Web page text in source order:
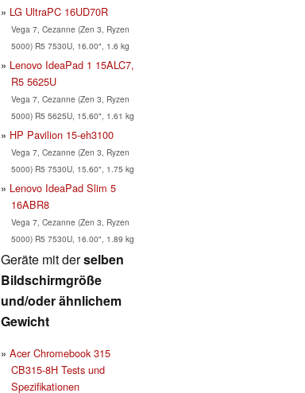
LG UltraPC 16UD70R
Vega 7, Cezanne (Zen 3, Ryzen
5000) R5 7530U, 16.00", 1.6 kg
Lenovo IdeaPad 1 15ALC7,
R5 5625U
Vega 7, Cezanne (Zen 3, Ryzen
5000) R5 5625U, 15.60", 1.61 kg
HP Pavilion 15-eh3100
Vega 7, Cezanne (Zen 3, Ryzen
5000) R5 7530U, 15.60", 1.75 kg
Lenovo IdeaPad Slim 5
16ABR8
Vega 7, Cezanne (Zen 3, Ryzen
5000) R5 7530U, 16.00", 1.89 kg
Geräte mit derselben
Bildschirmgröße
und/oder ähnlichem
Gewicht
Acer Chromebook 315
CB315-8H Tests und
Spezifikationen